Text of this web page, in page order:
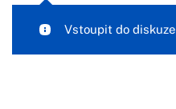
Vstoupit do diskuze